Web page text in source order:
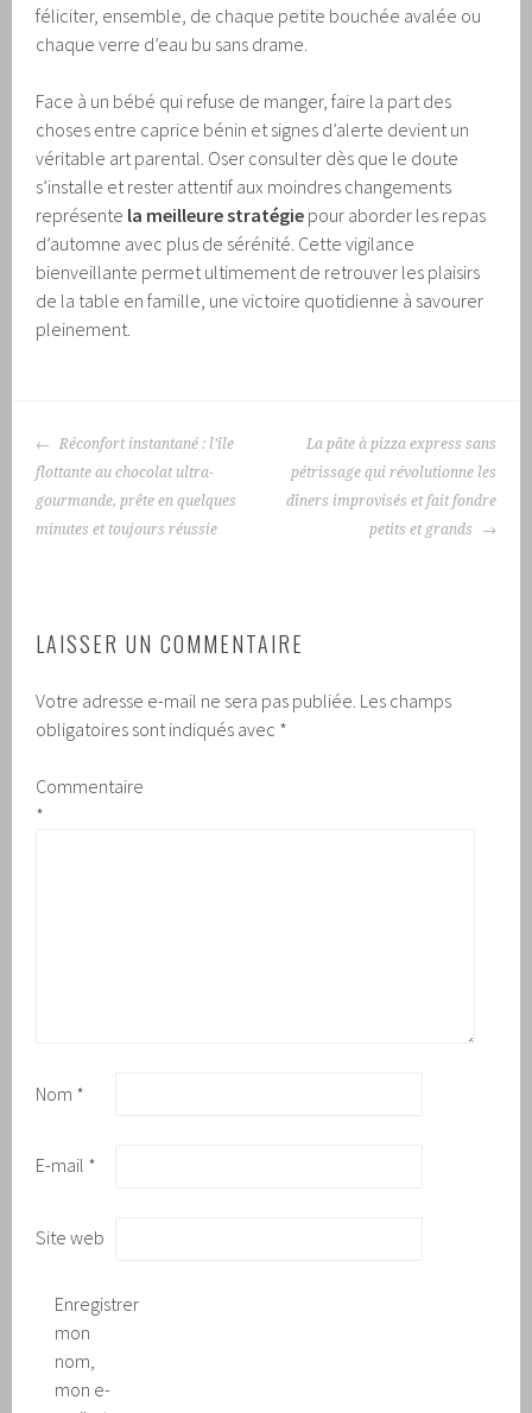
féliciter, ensemble, de chaque petite bouchée avalée ou
chaque verre d’eau bu sans drame.
Face à un bébé qui refuse de manger, faire la part des
choses entre caprice bénin et signes d’alerte devient un
véritable art parental. Oser consulter dès que le doute
s’installe et rester attentif aux moindres changements
représente la meilleure stratégie pour aborder les repas
d’automne avec plus de sérénité. Cette vigilance
bienveillante permet ultimement de retrouver les plaisirs
de la table en famille, une victoire quotidienne à savourer
pleinement.
NAVIGATION
DES
ARTICLES
Réconfort instantané : l’île
flottante au chocolat ultra-
gourmande, prête en quelques
minutes et toujours réussie
La pâte à pizza express sans
pétrissage qui révolutionne les
dîners improvisés et fait fondre
petits et grands
LAISSER UN COMMENTAIRE
Votre adresse e-mail ne sera pas publiée. Les champs
obligatoires sont indiqués avec *
Commentaire
*
Nom *
E-mail *
Site web
Enregistrer
mon
nom,
mon e-